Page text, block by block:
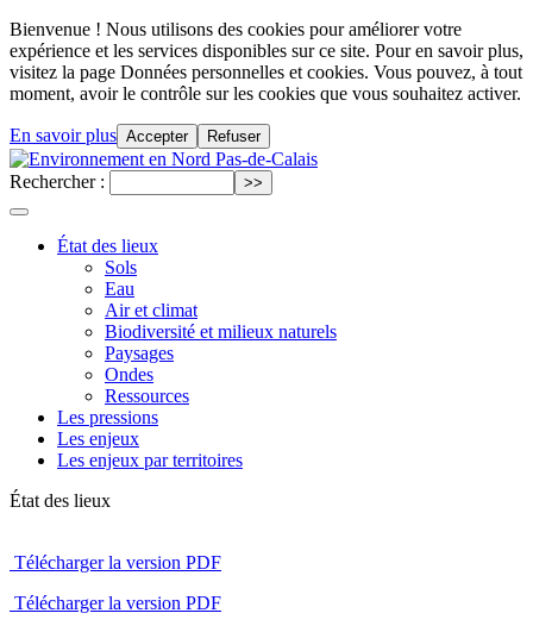
Bienvenue ! Nous utilisons des cookies pour améliorer votre
expérience et les services disponibles sur ce site. Pour en savoir plus,
visitez la page Données personnelles et cookies. Vous pouvez, à tout
moment, avoir le contrôle sur les cookies que vous souhaitez activer.
En savoir plus Accepter Refuser
Rechercher :
État des lieux
Sols
Eau
Air et climat
Biodiversité et milieux naturels
Paysages
Ondes
Ressources
Les pressions
Les enjeux
Les enjeux par territoires
État des lieux
Télécharger la version PDF
Télécharger la version PDF